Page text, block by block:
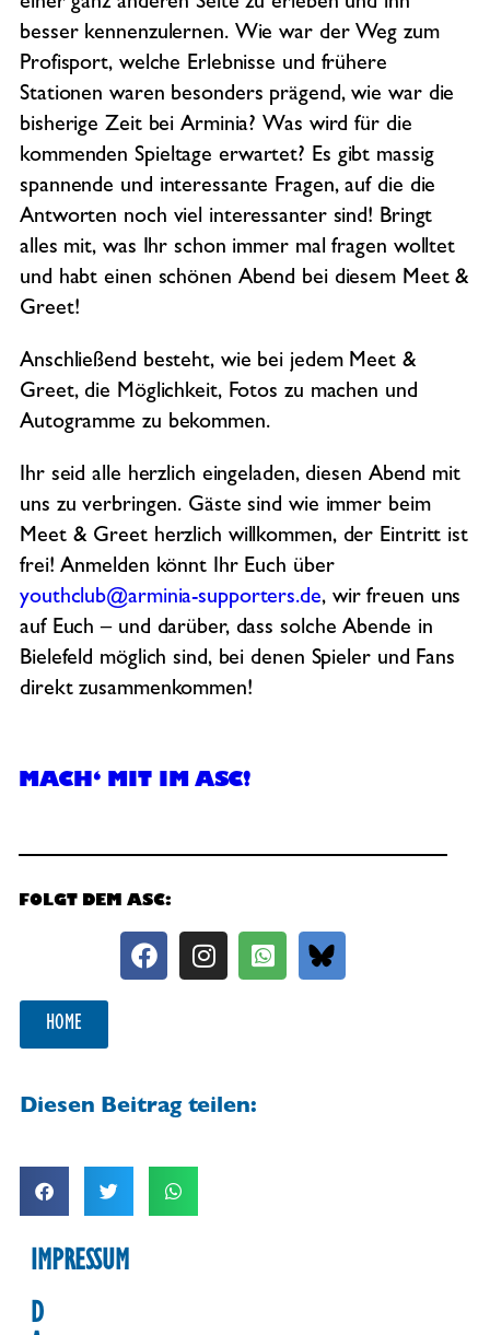
besser kennenzulernen. Wie war der Weg zum
Profisport, welche Erlebnisse und frühere
Stationen waren besonders prägend, wie war die
bisherige Zeit bei Arminia? Was wird für die
kommenden Spieltage erwartet? Es gibt massig
spannende und interessante Fragen, auf die die
Antworten noch viel interessanter sind! Bringt
alles mit, was Ihr schon immer mal fragen wolltet
und habt einen schönen Abend bei diesem Meet &
Greet!
Anschließend besteht, wie bei jedem Meet &
Greet, die Möglichkeit, Fotos zu machen und
Autogramme zu bekommen.
Ihr seid alle herzlich eingeladen, diesen Abend mit
uns zu verbringen. Gäste sind wie immer beim
Meet & Greet herzlich willkommen, der Eintritt ist
frei! Anmelden könnt Ihr Euch über
youthclub@arminia-supporters.de, wir freuen uns
auf Euch – und darüber, dass solche Abende in
Bielefeld möglich sind, bei denen Spieler und Fans
direkt zusammenkommen!
MACH‘ MIT IM ASC!
FOLGT DEM ASC:
HOME
Diesen Beitrag teilen:
IMPRESSUM
D